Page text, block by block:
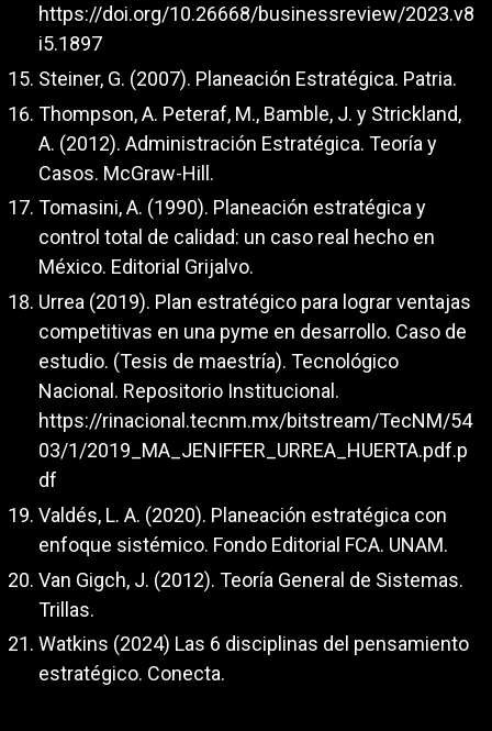
https://doi.org/10.26668/businessreview/2023.v8
i5.1897
Steiner, G. (2007). Planeación Estratégica. Patria.
Thompson, A. Peteraf, M., Bamble, J. y Strickland,
A. (2012). Administración Estratégica. Teoría y
Casos. McGraw-Hill.
Tomasini, A. (1990). Planeación estratégica y
control total de calidad: un caso real hecho en
México. Editorial Grijalvo.
Urrea (2019). Plan estratégico para lograr ventajas
competitivas en una pyme en desarrollo. Caso de
estudio. (Tesis de maestría). Tecnológico
Nacional. Repositorio Institucional.
https://rinacional.tecnm.mx/bitstream/TecNM/54
03/1/2019_MA_JENIFFER_URREA_HUERTA.pdf.p
df
Valdés, L. A. (2020). Planeación estratégica con
enfoque sistémico. Fondo Editorial FCA. UNAM.
Van Gigch, J. (2012). Teoría General de Sistemas.
Trillas.
Watkins (2024) Las 6 disciplinas del pensamiento
estratégico. Conecta.